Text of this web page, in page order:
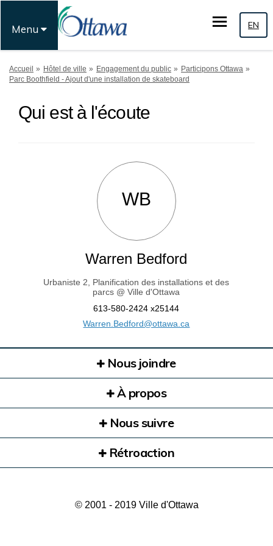
Menu EN
Vous êtes ici:
Accueil Hôtel de ville Engagement du public
Participons Ottawa
Parc Boothfield - Ajout d'une installation de skateboard
Qui est à l'écoute
WB
Warren Bedford
Urbaniste 2, Planification des installations et des
parcs @ Ville d'Ottawa
613-580-2424 x25144
Warren.Bedford@ottawa.ca
Nous joindre
À propos
Nous suivre
Rétroaction
© 2001 - 2019 Ville d'Ottawa